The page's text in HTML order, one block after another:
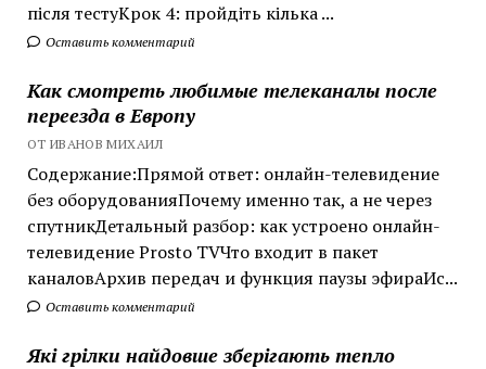
після тестуКрок 4: пройдіть кілька ...
Оставить комментарий
Как смотреть любимые телеканалы после
переезда в Европу
ОТ ИВАНОВ МИХАИЛ
Содержание:Прямой ответ: онлайн-телевидение
без оборудованияПочему именно так, а не через
спутникДетальный разбор: как устроено онлайн-
телевидение Prosto TVЧто входит в пакет
каналовАрхив передач и функция паузы эфираИс...
Оставить комментарий
Які грілки найдовше зберігають тепло